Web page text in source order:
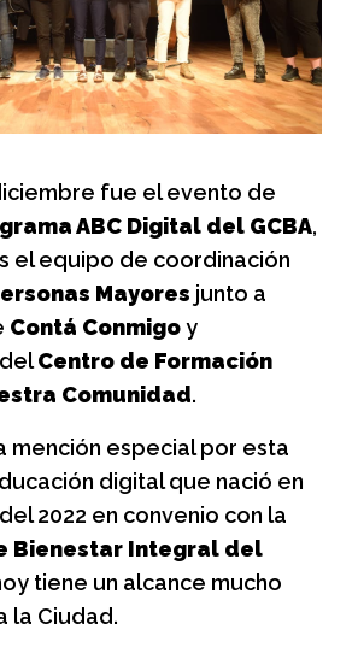
fue el evento de
ABC Digital del GCBA,
el equipo de coordinación
Mayores junto a
Contá Conmigoy
Centro de Formación
Comunidad.
mención especial por esta
digital que nació en
2022 en convenio con la
Bienestar Integral del
tiene un alcance mucho
la Ciudad.